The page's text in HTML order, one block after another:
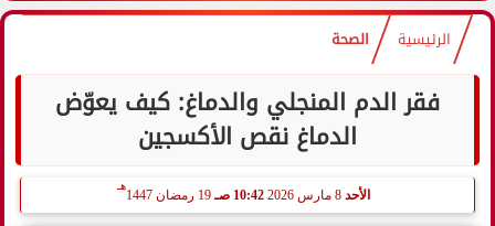
الرئيسية الصحة
فقر الدم المنجلي والدماغ: كيف يعوّض
الدماغ نقص الأكسجين
الأحد 8 مارس 2026 10:42 صـ 19 رمضان 1447
هـ